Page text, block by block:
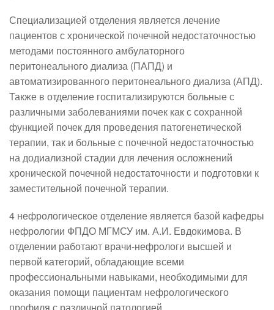
Специализацией отделения является лечение
пациентов с хронической почечной недостаточностью
методами постоянного амбулаторного
перитонеального диализа (ПАПД) и
автоматизированного перитонеального диализа (АПД).
Также в отделение госпитализируются больные с
различными заболеваниями почек как с сохранной
функцией почек для проведения патогенетической
терапии, так и больные с почечной недостаточностью
на додиализной стадии для лечения осложнений
хронической почечной недостаточности и подготовки к
заместительной почечной терапии.
4 нефрологическое отделение является базой кафедры
нефрологии ФПДО МГМСУ им. А.И. Евдокимова. В
отделении работают врачи-нефрологи высшей и
первой категорий, обладающие всеми
профессиональными навыками, необходимыми для
оказания помощи пациентам нефрологического
профиля с различной патологией.